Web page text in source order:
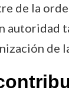
de la
autoridad
de